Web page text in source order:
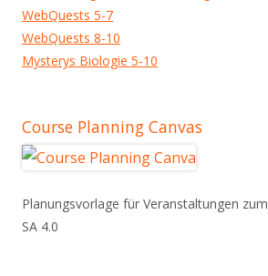
WebQuests 5-7
WebQuests 8-10
Mysterys Biologie 5-10
Course Planning Canvas
Planungsvorlage für Veranstaltungen zum
SA 4.0